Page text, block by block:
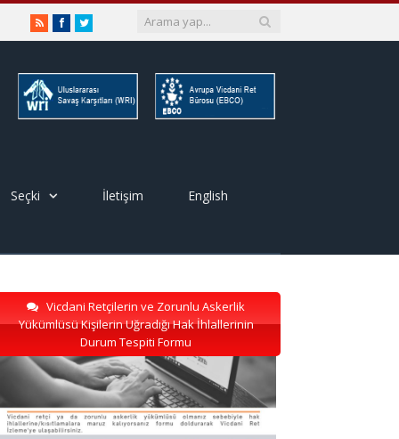
RSSFacebookTwitter
Seçki İletişim English
Vicdani Retçilerin ve Zorunlu Askerlik
Yükümlüsü Kişilerin Uğradığı Hak İhlallerinin
Durum Tespiti Formu